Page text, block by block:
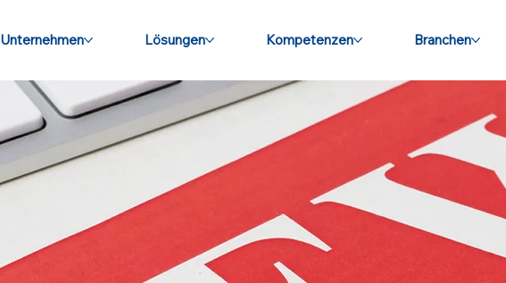
Unternehmen Lösungen Kompetenzen Branchen